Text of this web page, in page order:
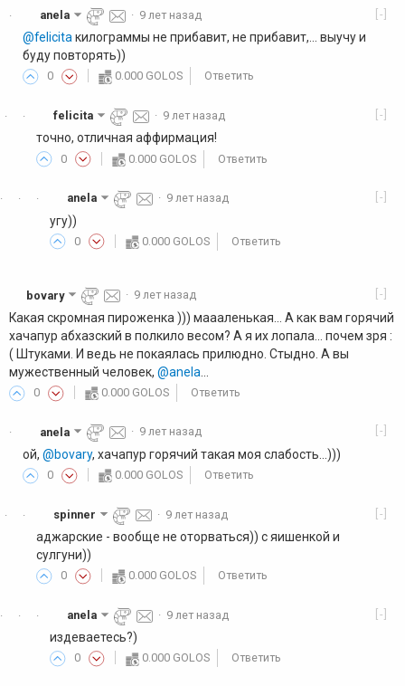
· [-]
anela · 9 лет назад
@felicitaкилограммы не прибавит, не прибавит,... выучу и
буду повторять))
0 0.000 GOLOS Ответить
·
· [-]
felicita · 9 лет назад
точно, отличная аффирмация!
0 0.000 GOLOS Ответить
·
·
· [-]
anela · 9 лет назад
угу))
0 0.000 GOLOS Ответить
[-]
bovary · 9 лет назад
Какая скромная пироженка ))) маааленькая... А как вам горячий
хачапур абхазский в полкило весом? А я их лопала... почем зря :
( Штуками. И ведь не покаялась прилюдно. Стыдно. А вы
мужественный человек, @anela
0 0.000 GOLOS Ответить
· [-]
anela · 9 лет назад
ой, @bovary, хачапур горячий такая моя слабость...)))
0 0.000 GOLOS Ответить
·
· [-]
spinner · 9 лет назад
аджарские - вообще не оторваться)) с яишенкой и
сулгуни))
0 0.000 GOLOS Ответить
·
·
· [-]
anela · 9 лет назад
издеваетесь?)
0 0.000 GOLOS Ответить